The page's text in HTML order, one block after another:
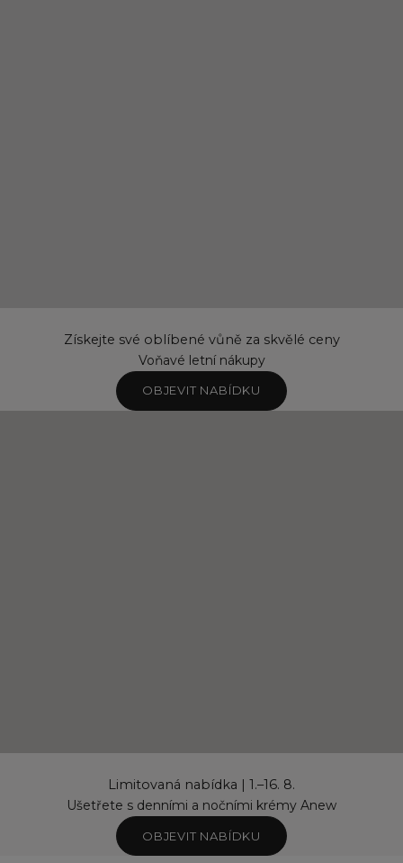
Získejte své oblíbené vůně za skvělé ceny
Voňavé letní nákupy
OBJEVIT NABÍDKU
Limitovaná nabídka | 1.–16. 8.
Ušetřete s denními a nočními krémy Anew
OBJEVIT NABÍDKU